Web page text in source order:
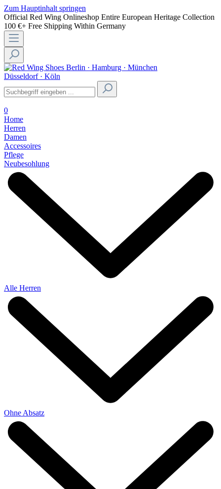
Zum Hauptinhalt springen
Official Red Wing Onlineshop Entire European Heritage Collection
100 €+ Free Shipping Within Germany
Berlin · Hamburg · München
Düsseldorf · Köln
0
Home
Herren
Damen
Accessoires
Pflege
Neubesohlung
Alle Herren
Ohne Absatz